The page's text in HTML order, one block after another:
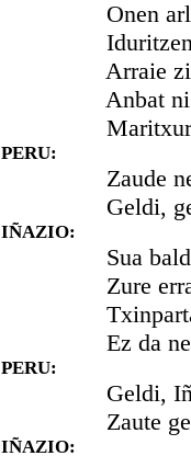
Onen
Iduritzen
Arraie
Anbat ni ez
Maritxuren
PERU:
Zaude nere
Geldi,
IÑAZIO:
Sua baldin
Zure
Txinparta
Ez da
PERU:
Geldi,
Zaute
IÑAZIO: